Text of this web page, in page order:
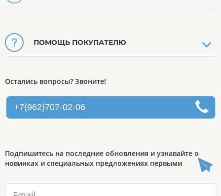
ПОМОЩЬ ПОКУПАТЕЛЮ
Остались вопросы? Звоните!
+7(962)707-02-06
Подпишитесь на последние обновления и узнавайте о
новинках и специальных предложениях первыми